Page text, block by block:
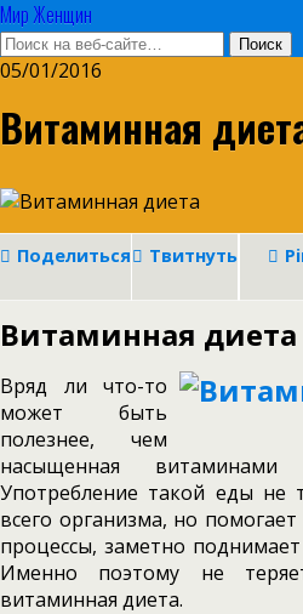
Мир Женщин
05/01/2016
Витаминная
Поделиться Твитнуть
Витаминная
Вряд ли что-то
может быть
полезнее, чем
насыщенная витаминами
Употребление такой еды не
всего организма, но
процессы, заметно
Именно поэтому не
витаминная диета.